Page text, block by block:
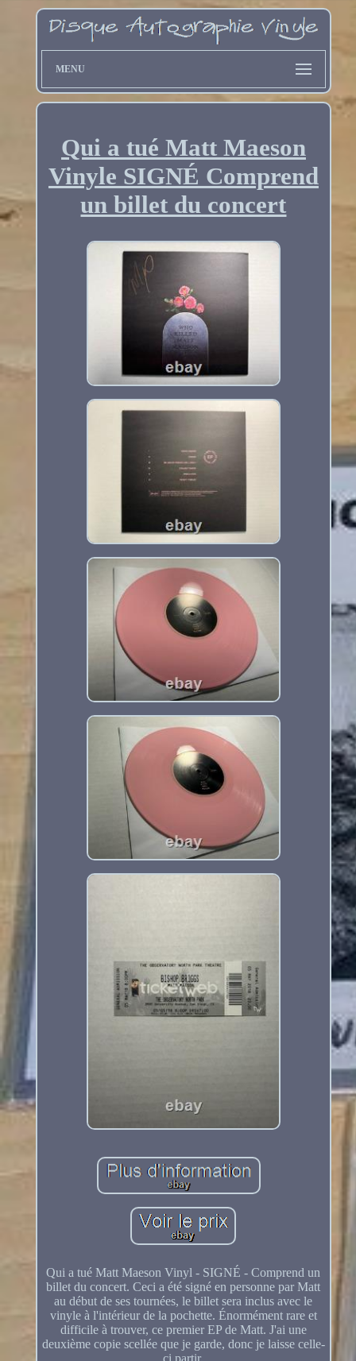
MENU
Qui a tué Matt Maeson
Vinyle SIGNÉ Comprend
un billet du concert
Qui a tué Matt Maeson Vinyl - SIGNÉ - Comprend un
billet du concert. Ceci a été signé en personne par Matt
au début de ses tournées, le billet sera inclus avec le
vinyle à l'intérieur de la pochette. Énormément rare et
difficile à trouver, ce premier EP de Matt. J'ai une
deuxième copie scellée que je garde, donc je laisse celle-
ci partir.